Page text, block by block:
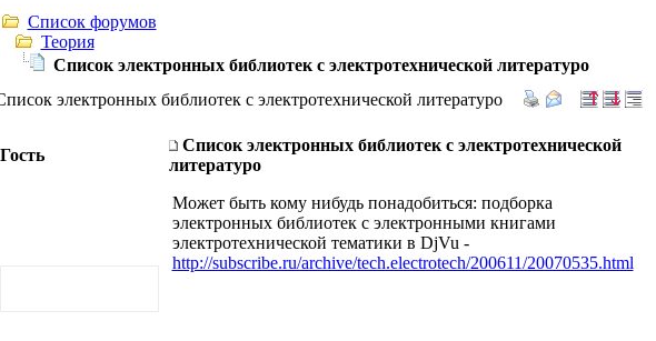
Список форумов
Теория
Список электронных библиотек c электротехнической литературо
электронных библиотек c электротехнической литературо
Гость
Список электронных библиотек c электротехнической
литературо
Может быть кому нибудь понадобиться: подборка
электронных библиотек с электронными книгами
электротехнической тематики в DjVu -
http://subscribe.ru/archive/tech.electrotech/200611/20070535.html